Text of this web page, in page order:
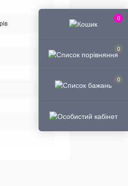
0
0
0